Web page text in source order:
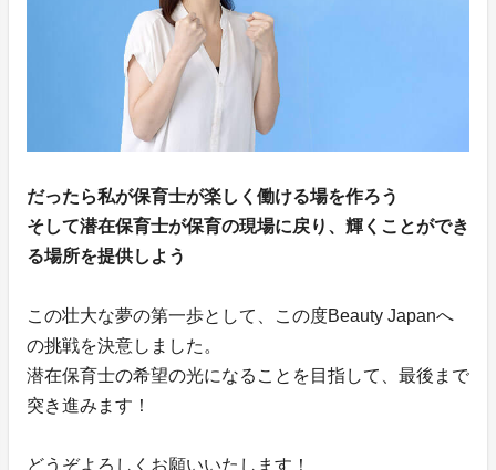
だったら私が保育士が楽しく働ける場を作ろう
そして潜在保育士が保育の現場に戻り、輝くことができ
る場所を提供しよう
この壮大な夢の第一歩として、この度Beauty Japanへ
の挑戦を決意しました。
潜在保育士の希望の光になることを目指して、最後まで
突き進みます！
どうぞよろしくお願いいたします！